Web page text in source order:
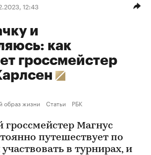
12:43
и
как
гроссмейстер
образ жизни Статьи РБК
Магнус
путешествует по
в турнирах, и